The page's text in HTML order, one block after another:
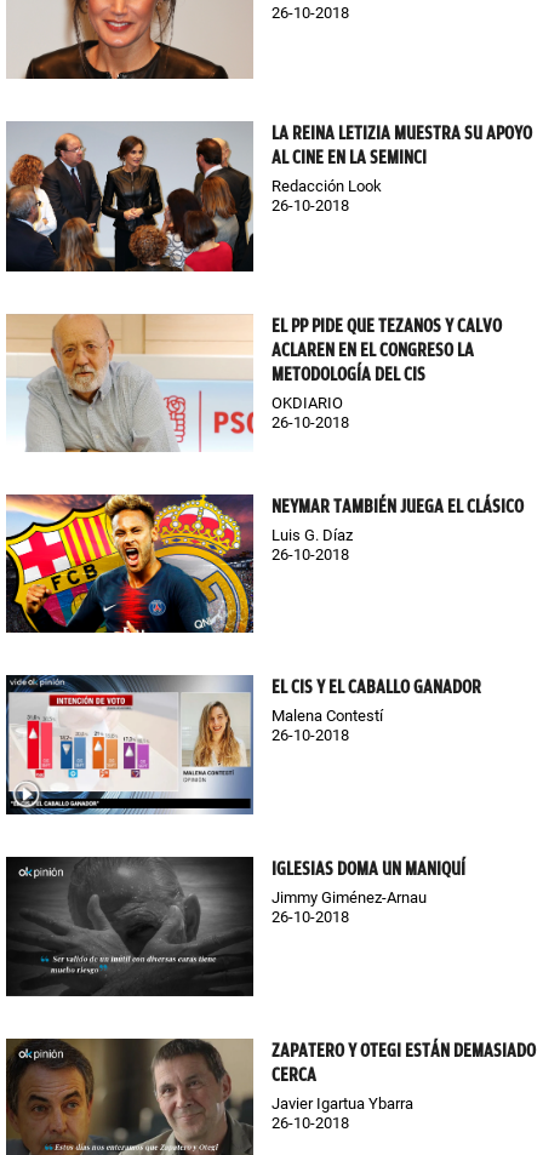
26-10-2018
LA REINA LETIZIA MUESTRA SU APOYO
AL CINE EN LA SEMINCI
Redacción Look
26-10-2018
EL PP PIDE QUE TEZANOS Y CALVO
ACLAREN EN EL CONGRESO LA
METODOLOGÍA DEL CIS
OKDIARIO
26-10-2018
NEYMAR TAMBIÉN JUEGA EL CLÁSICO
Luis G. Díaz
26-10-2018
EL CIS Y EL CABALLO GANADOR
Malena Contestí
26-10-2018
IGLESIAS DOMA UN MANIQUÍ
Jimmy Giménez-Arnau
26-10-2018
ZAPATERO Y OTEGI ESTÁN DEMASIADO
CERCA
Javier Igartua Ybarra
26-10-2018